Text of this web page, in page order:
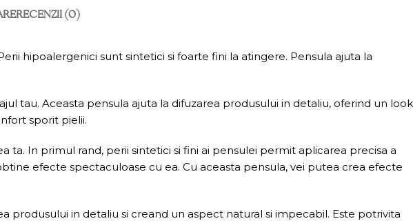
RECENZII (0)
hipoalergenici sunt sintetici si foarte fini la atingere. Pensula ajuta la
tau. Aceasta pensula ajuta la difuzarea produsului in detaliu, oferind un look
sporit pielii.
In primul rand, perii sintetici si fini ai pensulei permit aplicarea precisa a
efecte spectaculoase cu ea. Cu aceasta pensula, vei putea crea efecte
produsului in detaliu si creand un aspect natural si impecabil. Este potrivita